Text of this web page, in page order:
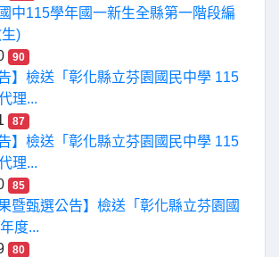
中115學年國一新生全縣第一階段編
)
90
】檢送「彰化縣立芬園國民中學 115
理...
87
】檢送「彰化縣立芬園國民中學 115
理...
85
暨甄選公告】檢送「彰化縣立芬園國
度...
80